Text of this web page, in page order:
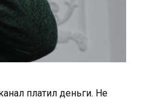
платил деньги. Не